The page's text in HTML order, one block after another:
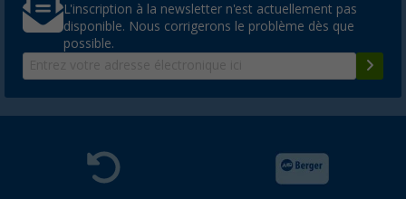
L'inscription à la newsletter n'est actuellement pas
disponible. Nous corrigerons le problème dès que
possible.